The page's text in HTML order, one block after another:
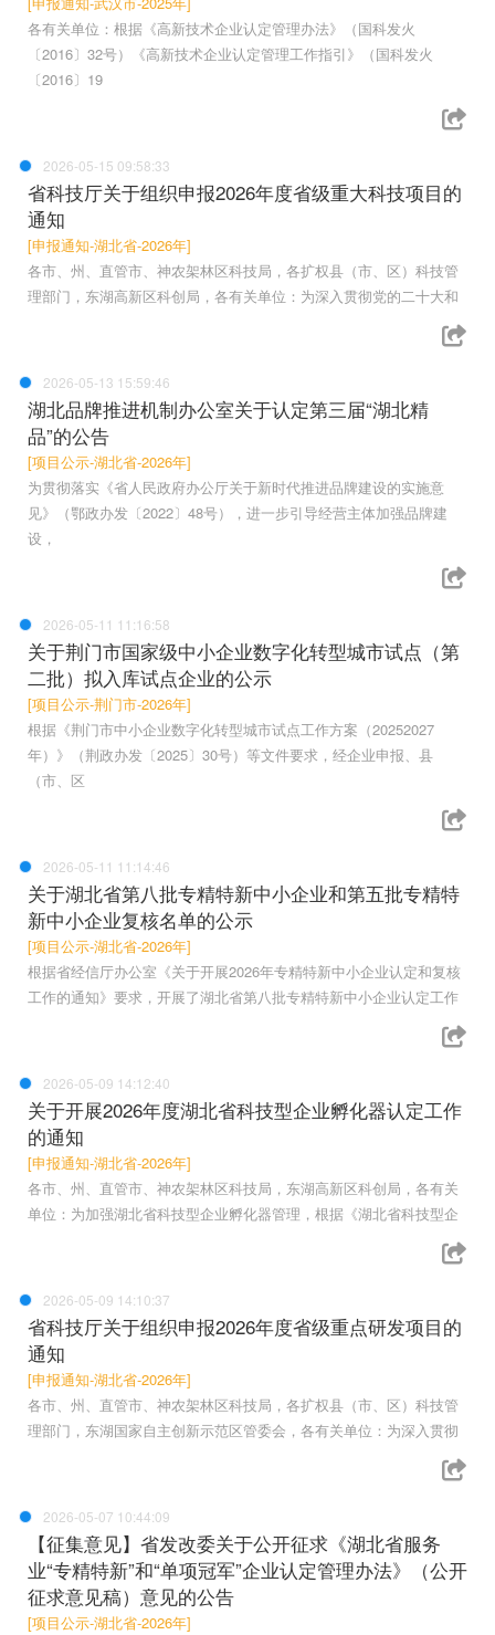
各有关单位：根据《高新技术企业认定管理办法》（国科发火
〔2016〕32号）《高新技术企业认定管理工作指引》（国科发火
〔2016〕19
2026-05-15 09:58:33
省科技厅关于组织申报2026年度省级重大科技项目的
通知
[申报通知-湖北省-2026年]
各市、州、直管市、神农架林区科技局，各扩权县（市、区）科技管
理部门，东湖高新区科创局，各有关单位：为深入贯彻党的二十大和
2026-05-13 15:59:46
湖北品牌推进机制办公室关于认定第三届“湖北精
品”的公告
[项目公示-湖北省-2026年]
为贯彻落实《省人民政府办公厅关于新时代推进品牌建设的实施意
见》（鄂政办发〔2022〕48号），进一步引导经营主体加强品牌建
设，
2026-05-11 11:16:58
关于荆门市国家级中小企业数字化转型城市试点（第
二批）拟入库试点企业的公示
[项目公示-荆门市-2026年]
根据《荆门市中小企业数字化转型城市试点工作方案（20252027
年）》（荆政办发〔2025〕30号）等文件要求，经企业申报、县
（市、区
2026-05-11 11:14:46
关于湖北省第八批专精特新中小企业和第五批专精特
新中小企业复核名单的公示
[项目公示-湖北省-2026年]
根据省经信厅办公室《关于开展2026年专精特新中小企业认定和复核
工作的通知》要求，开展了湖北省第八批专精特新中小企业认定工作
2026-05-09 14:12:40
关于开展2026年度湖北省科技型企业孵化器认定工作
的通知
[申报通知-湖北省-2026年]
各市、州、直管市、神农架林区科技局，东湖高新区科创局，各有关
单位：为加强湖北省科技型企业孵化器管理，根据《湖北省科技型企
2026-05-09 14:10:37
省科技厅关于组织申报2026年度省级重点研发项目的
通知
[申报通知-湖北省-2026年]
各市、州、直管市、神农架林区科技局，各扩权县（市、区）科技管
理部门，东湖国家自主创新示范区管委会，各有关单位：为深入贯彻
2026-05-07 10:44:09
【征集意见】省发改委关于公开征求《湖北省服务
业“专精特新”和“单项冠军”企业认定管理办法》（公开
征求意见稿）意见的公告
[项目公示-湖北省-2026年]